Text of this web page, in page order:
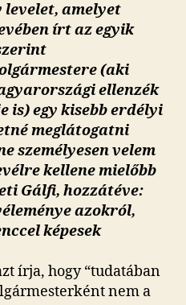
levelet, amelyet
írt az egyik
(aki
ellenzék
is) egy kisebb erdélyi
meglátogatni
személyesen velem
kellene mielőbb
Gálfi, hozzátéve:
azokról,
képesek
írja, hogy “tudatában
nem a